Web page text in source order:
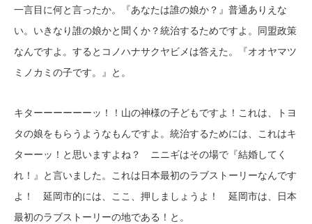
一言目に何と言ったか。『あなたは誰の娘か？』普通ありえな
い。いきなり誰の娘かと聞くか？統治するためですよ。同盟政策
なんですよ。するとコノハナサクヤビメは答えた。『オオヤマツ
ミノカミの子です。』と。
キターーーーーーッ！！山の神様の子どもですよ！これは、トヨ
タの娘をもらうようなもんですよ。統治するためには、これはキ
ターーッ！と思いますよね？ ニニギはその場で『結婚してく
れ！』と言いました。これは日本最初のラブストーリーなんです
よ！ 延岡市的には、ここ、押しましょうよ！ 延岡市は、日本
最初のラブストーリーの地である！と。